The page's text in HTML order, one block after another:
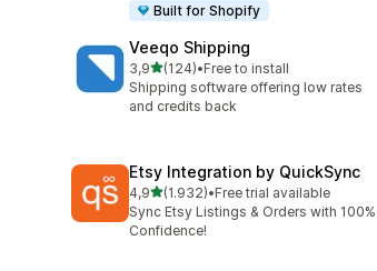
Built for Shopify
Veeqo Shipping
3,9stelle su 5
(124)
124 recensioni totali
•Free to install
Shipping software offering low rates
and credits back
Etsy Integration by QuickSync
4,9stelle su 5
(1.932)
1932 recensioni totali
•Free trial available
Sync Etsy Listings & Orders with 100%
Confidence!